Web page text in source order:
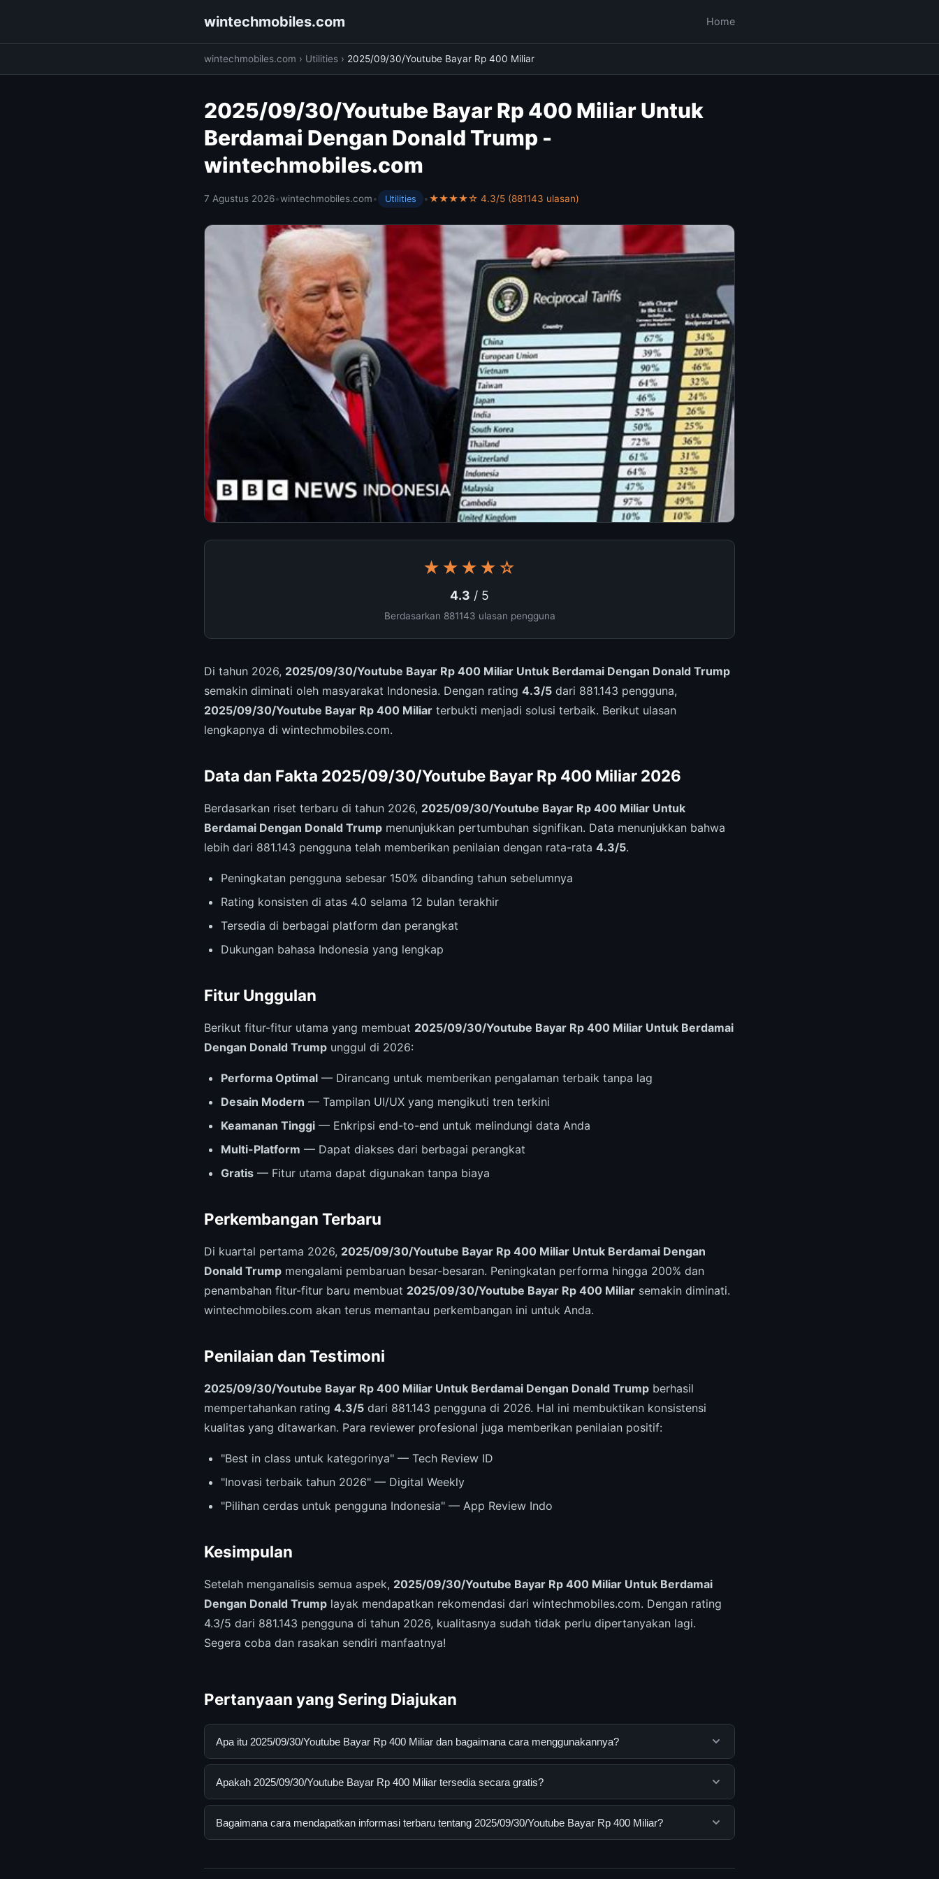
wintechmobiles.com Home
wintechmobiles.com › Utilities › 2025/09/30/Youtube Bayar Rp 400 Miliar
2025/09/30/Youtube Bayar Rp 400 Miliar Untuk
Berdamai Dengan Donald Trump -
wintechmobiles.com
7 Agustus 2026•wintechmobiles.com• Utilities •★★★★☆ 4.3/5 (881143 ulasan)
★★★★☆
4.3 / 5
Berdasarkan 881143 ulasan pengguna
Di tahun 2026, 2025/09/30/Youtube Bayar Rp 400 Miliar Untuk Berdamai Dengan Donald Trump
semakin diminati oleh masyarakat Indonesia. Dengan rating 4.3/5 dari 881.143 pengguna,
2025/09/30/Youtube Bayar Rp 400 Miliar terbukti menjadi solusi terbaik. Berikut ulasan
lengkapnya di wintechmobiles.com.
Data dan Fakta 2025/09/30/Youtube Bayar Rp 400 Miliar 2026
Berdasarkan riset terbaru di tahun 2026, 2025/09/30/Youtube Bayar Rp 400 Miliar Untuk
Berdamai Dengan Donald Trump menunjukkan pertumbuhan signifikan. Data menunjukkan bahwa
lebih dari 881.143 pengguna telah memberikan penilaian dengan rata-rata 4.3/5.
Peningkatan pengguna sebesar 150% dibanding tahun sebelumnya
Rating konsisten di atas 4.0 selama 12 bulan terakhir
Tersedia di berbagai platform dan perangkat
Dukungan bahasa Indonesia yang lengkap
Fitur Unggulan
Berikut fitur-fitur utama yang membuat 2025/09/30/Youtube Bayar Rp 400 Miliar Untuk Berdamai
Dengan Donald Trump unggul di 2026:
Performa Optimal — Dirancang untuk memberikan pengalaman terbaik tanpa lag
Desain Modern — Tampilan UI/UX yang mengikuti tren terkini
Keamanan Tinggi — Enkripsi end-to-end untuk melindungi data Anda
Multi-Platform — Dapat diakses dari berbagai perangkat
Gratis — Fitur utama dapat digunakan tanpa biaya
Perkembangan Terbaru
Di kuartal pertama 2026, 2025/09/30/Youtube Bayar Rp 400 Miliar Untuk Berdamai Dengan
Donald Trump mengalami pembaruan besar-besaran. Peningkatan performa hingga 200% dan
penambahan fitur-fitur baru membuat 2025/09/30/Youtube Bayar Rp 400 Miliar semakin diminati.
wintechmobiles.com akan terus memantau perkembangan ini untuk Anda.
Penilaian dan Testimoni
2025/09/30/Youtube Bayar Rp 400 Miliar Untuk Berdamai Dengan Donald Trump berhasil
mempertahankan rating 4.3/5 dari 881.143 pengguna di 2026. Hal ini membuktikan konsistensi
kualitas yang ditawarkan. Para reviewer profesional juga memberikan penilaian positif:
"Best in class untuk kategorinya" — Tech Review ID
"Inovasi terbaik tahun 2026" — Digital Weekly
"Pilihan cerdas untuk pengguna Indonesia" — App Review Indo
Kesimpulan
Setelah menganalisis semua aspek, 2025/09/30/Youtube Bayar Rp 400 Miliar Untuk Berdamai
Dengan Donald Trump layak mendapatkan rekomendasi dari wintechmobiles.com. Dengan rating
4.3/5 dari 881.143 pengguna di tahun 2026, kualitasnya sudah tidak perlu dipertanyakan lagi.
Segera coba dan rasakan sendiri manfaatnya!
Pertanyaan yang Sering Diajukan
Apa itu 2025/09/30/Youtube Bayar Rp 400 Miliar dan bagaimana cara menggunakannya?
2025/09/30/Youtube Bayar Rp 400 Miliar adalah layanan digital yang dirancang untuk membantu pengguna
resmi dan mengikuti panduan yang tersedia.
Apakah 2025/09/30/Youtube Bayar Rp 400 Miliar tersedia secara gratis?
Ya, 2025/09/30/Youtube Bayar Rp 400 Miliar dapat diakses secara gratis oleh semua pengguna. Tidak ada
Bagaimana cara mendapatkan informasi terbaru tentang 2025/09/30/Youtube Bayar Rp 400 Miliar?